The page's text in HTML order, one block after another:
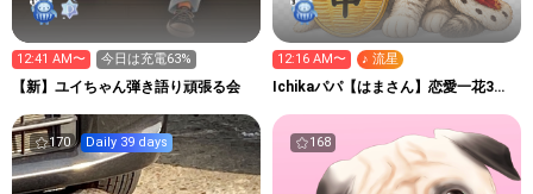
12:41 AM〜 今日は充電63%
【新】ユイちゃん弾き語り頑張る会
12:16 AM〜 ♪ 流星
Ichikaパパ【はまさん】恋愛一花3つ
170 Daily 39 days 168